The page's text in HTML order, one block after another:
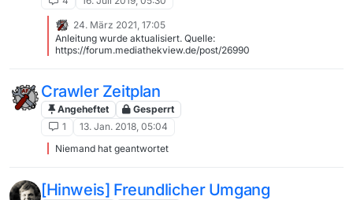
24. März 2021, 17:05
Anleitung wurde aktualisiert. Quelle:
https://forum.mediathekview.de/post/26990
Crawler Zeitplan
Angeheftet
Gesperrt
1
13. Jan. 2018, 05:04
Niemand hat geantwortet
[Hinweis] Freundlicher Umgang